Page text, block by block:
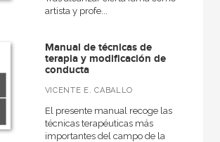
artista y profe...
Manual de técnicas de
terapia y modificación de
conducta
VICENTE E. CABALLO
El presente manual recoge las
técnicas terapéuticas más
importantes del campo de la